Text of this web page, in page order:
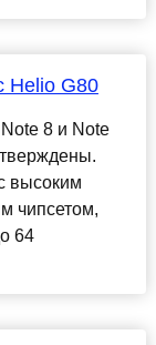
Helio G80
8 и Note
высоким
чипсетом,
64